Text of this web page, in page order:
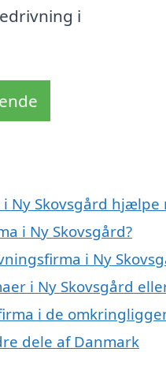
i
Ny Skovsgård hjælpe
i Ny Skovsgård?
i Ny
i Ny Skovsgård
i de
dele af Danmark